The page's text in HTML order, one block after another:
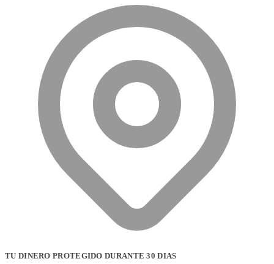
TU DINERO PROTEGIDO DURANTE 30 DIAS